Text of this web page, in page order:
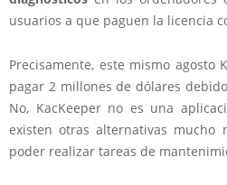
usuarios a que paguen la licencia
Precisamente, este mismo agosto
pagar 2 millones de dólares
No, KacKeeper no es una
existen otras alternativas mucho
poder realizar tareas de